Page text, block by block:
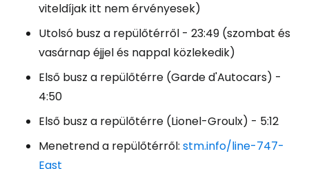
viteldíjak itt nem érvényesek)
Utolsó busz a repülőtérről - 23:49 (szombat és
vasárnap éjjel és nappal közlekedik)
Első busz a repülőtérre (Garde d'Autocars) -
4:50
Első busz a repülőtérre (Lionel-Groulx) - 5:12
Menetrend a repülőtérről: stm.info/line-747-
East